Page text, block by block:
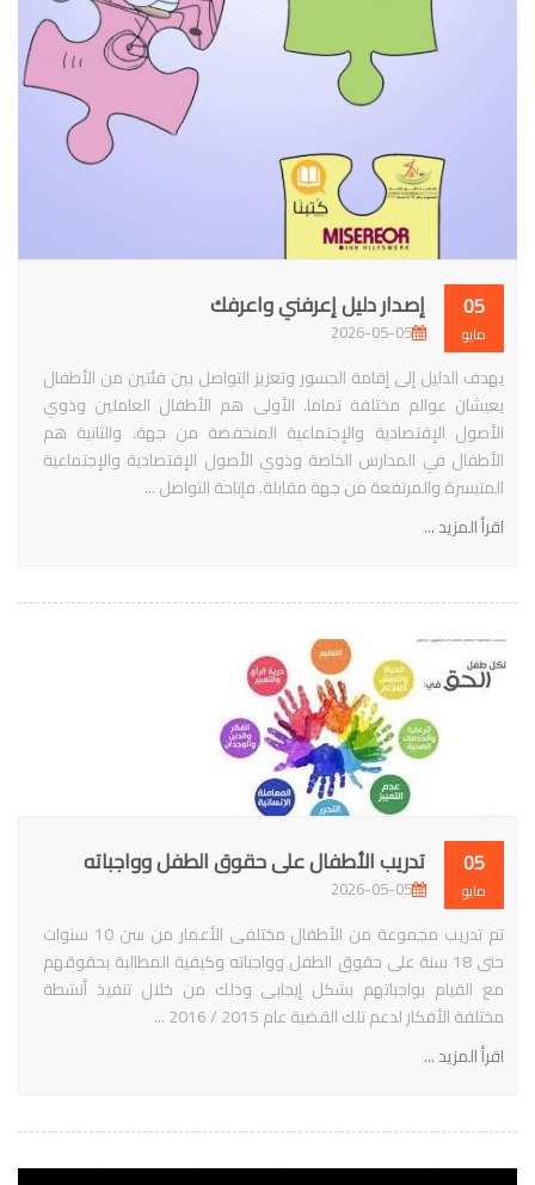
05
مايو
إصدار دليل إعرفني واعرفك
2026-05-05
يهدف الدليل إلى إقامة الجسور وتعزيز التواصل بين فئتين من الأطفال
يعيشان عوالم مختلفة تماما. الأولى هم الأطفال العاملين وذوي
الأصول الإقتصادية والإجتماعية المنخفضة من جهة. والثانية هم
الأطفال في المدارس الخاصة وذوي الأصول الإقتصادية والإجتماعية
المتيسرة والمرتفعة من جهة مقابلة. فإتاحة التواصل ...
اقرأ المزيد ...
05
مايو
تدريب الأطفال على حقوق الطفل وواجباته
2026-05-05
تم تدريب مجموعة من الأطفال مختلفى الأعمار من سن 10 سنوات
حتى 18 سنة على حقوق الطفل وواجباته وكيفية المطالبة بحقوقهم
مع القيام بواجباتهم بشكل إيجابى وذلك من خلال تنفيذ أنشطة
مختلفة الأفكار لدعم تلك القضية عام 2015 / 2016 ...
اقرأ المزيد ...